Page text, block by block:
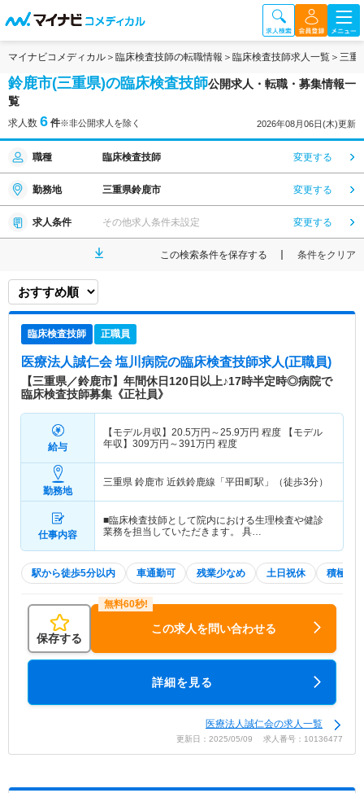
マイナビコメディカル 臨床検査技師の転職情報 臨床検査技師求人一覧 三重
鈴鹿市(三重県)の臨床検査技師公開求人・転職・募集情報一
覧
求人数 6 件※非公開求人を除く 2026年08月06日(木)更新
職種 臨床検査技師 変更する
勤務地 三重県鈴鹿市 変更する
求人条件 その他求人条件未設定 変更する
この検索条件を保存する 条件をクリア
臨床検査技師 正職員
医療法人誠仁会 塩川病院の臨床検査技師求人(正職員)
【三重県／鈴鹿市】年間休日120日以上♪17時半定時◎病院で
臨床検査技師募集《正社員》
給与
【モデル月収】 20.5万円～25.9万円 程度 【モデル
年収】 309万円～391万円 程度
勤務地
三重県 鈴鹿市 近鉄鈴鹿線「平田町駅」（徒歩3分）
仕事内容
■臨床検査技師として院内における生理検査や健診
業務を担当していただきます。 具…
駅から徒歩5分以内 車通勤可 残業少なめ 土日祝休 積極採
保存する
この求人を問い合わせる
詳細を見る
医療法人誠仁会の求人一覧
更新日：2025/05/09 求人番号：10136477